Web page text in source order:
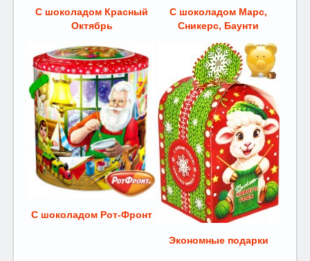
С шоколадом Красный
Октябрь
С шоколадом Марс,
Сникерс, Баунти
С шоколадом Рот-Фронт
Экономные подарки